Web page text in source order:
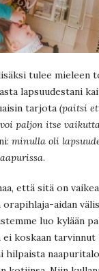
tulee mieleen
lapsuudestani
tarjota (paitsi
paljon itse
minulla oli
.
että sitä on
orapihlaja-aidan
luo kylään
koskaan tarvinnut
hilpaista